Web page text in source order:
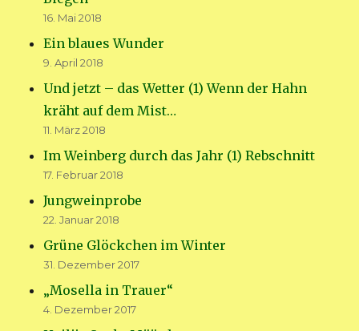
16. Mai 2018
Ein blaues Wunder
9. April 2018
Und jetzt – das Wetter (1) Wenn der Hahn
kräht auf dem Mist…
11. März 2018
Im Weinberg durch das Jahr (1) Rebschnitt
17. Februar 2018
Jungweinprobe
22. Januar 2018
Grüne Glöckchen im Winter
31. Dezember 2017
„Mosella in Trauer“
4. Dezember 2017